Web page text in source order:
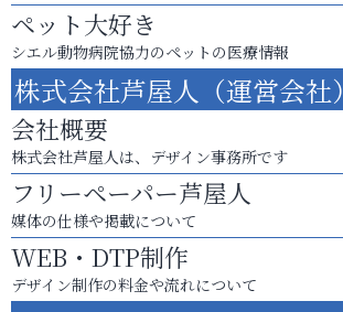
ペット大好き
シエル動物病院協力のペットの医療情報
株式会社芦屋人（運営会社）
会社概要
株式会社芦屋人は、デザイン事務所です
フリーペーパー芦屋人
媒体の仕様や掲載について
WEB・DTP制作
デザイン制作の料金や流れについて